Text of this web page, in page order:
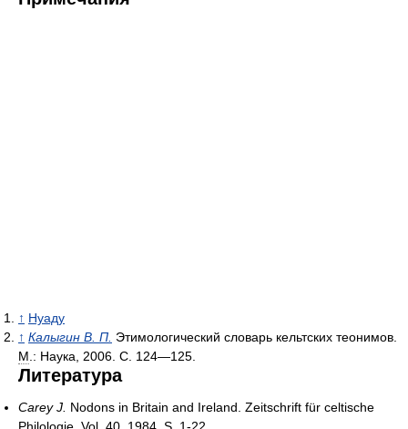
↑ Нуаду
↑ Калыгин В. П. Этимологический словарь кельтских теонимов.
М.: Наука, 2006. C. 124—125.
Литература
Carey J. Nodons in Britain and Ireland. Zeitschrift für celtische